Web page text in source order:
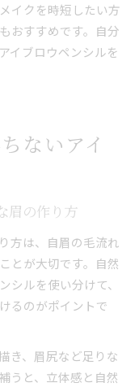
イクを時短したい方
おすすめです。自分
イブロウペンシルを
ないアイ
眉の作り方
方は、自眉の毛流れ
とが大切です。自然
シルを使い分けて、
るのがポイントで
き、眉尻など足りな
うと、立体感と自然